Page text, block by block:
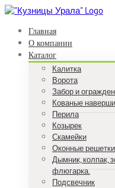
Skip
contentГлавная
О компании
Каталог
Калитка
Ворота
Забор и
Кованые
Перила
Козырек
Скамейки
Оконные решетки
Дымник, колпак,
флюгарка.
Подсвечник